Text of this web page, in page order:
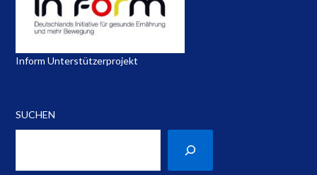
Inform Unterstützerprojekt
SUCHEN